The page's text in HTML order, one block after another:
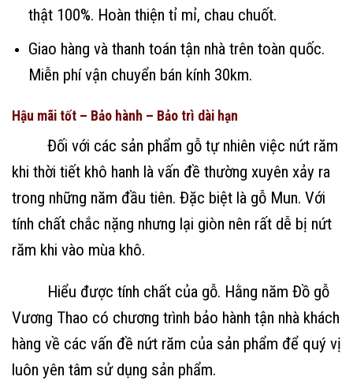
thật 100%. Hoàn thiện tỉ mỉ, chau chuốt.
Giao hàng và thanh toán tận nhà trên toàn quốc.
Miễn phí vận chuyển bán kính 30km.
Hậu mãi tốt – Bảo hành – Bảo trì dài hạn
Đối với các sản phẩm gỗ tự nhiên việc nứt răm
khi thời tiết khô hanh là vấn đề thường xuyên xảy ra
trong những năm đầu tiên. Đặc biệt là gỗ Mun. Với
tính chất chắc nặng nhưng lại giòn nên rất dễ bị nứt
răm khi vào mùa khô.
Hiểu được tính chất của gỗ. Hằng năm Đồ gỗ
Vương Thao có chương trình bảo hành tận nhà khách
hàng về các vấn đề nứt răm của sản phẩm để quý vị
luôn yên tâm sử dụng sản phẩm.